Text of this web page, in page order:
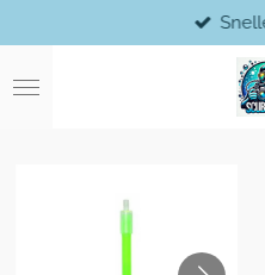
direct
naar
de